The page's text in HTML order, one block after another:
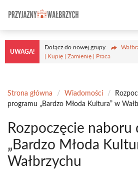
treści
UWAGA!
Dołącz do nowej grupy
| Kupię | Zamienię | Praca
Strona główna / Wiadomości /
programu „Bardzo Młoda Kultura” w
Rozpoczęcie naboru
„Bardzo Młoda
Wałbrzychu